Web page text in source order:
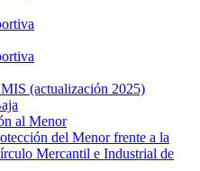
(actualización 2025)
al Menor
del Menor frente a la
Mercantil e Industrial de